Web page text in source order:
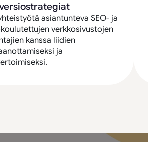
asiantunteva SEO- ja
koulutettujen verkkosivustojen
kanssa liidien
ja